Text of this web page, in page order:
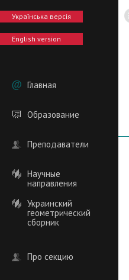
Українська версія
English version
Главная
Образование
Преподаватели
Научные
направления
Украинский
геометрический
сборник
Про секцию